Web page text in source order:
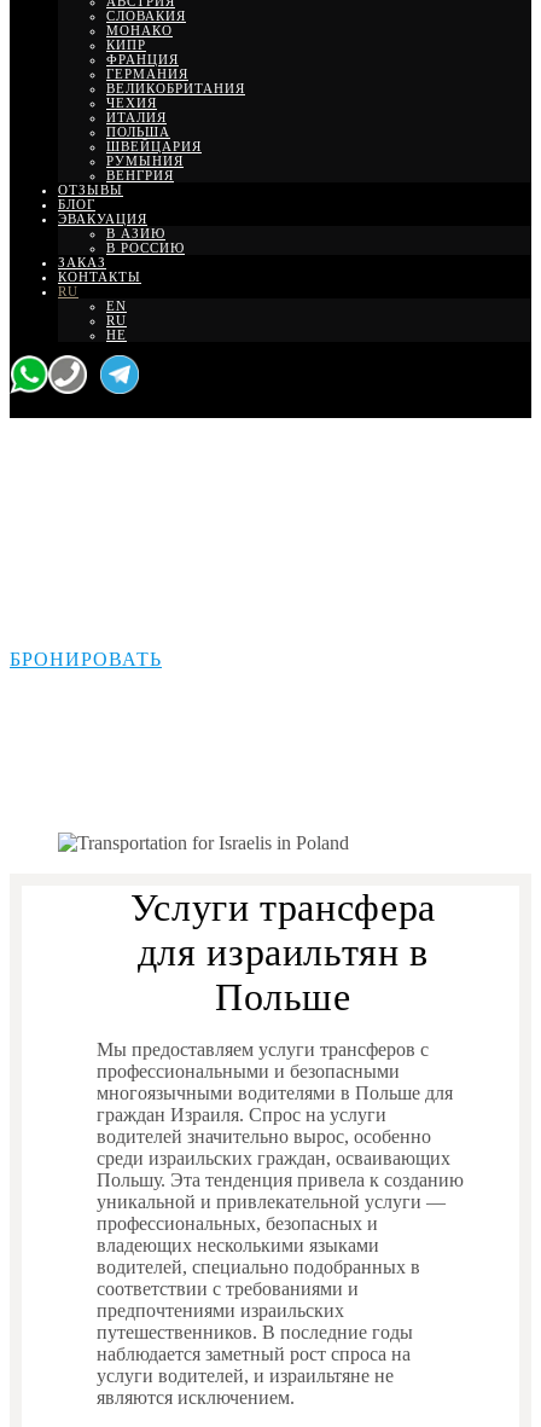
СЛОВАКИЯ
МОНАКО
КИПР
ФРАНЦИЯ
ГЕРМАНИЯ
ВЕЛИКОБРИТАНИЯ
ЧЕХИЯ
ИТАЛИЯ
ПОЛЬША
ШВЕЙЦАРИЯ
РУМЫНИЯ
ВЕНГРИЯ
ОТЗЫВЫ
БЛОГ
ЭВАКУАЦИЯ
В АЗИЮ
В РОССИЮ
ЗАКАЗ
КОНТАКТЫ
RU
EN
RU
HE
БРОНИРОВАТЬ
Услуги трансфера
для израильтян в
Польше
Мы предоставляем услуги трансферов с
профессиональными и безопасными
многоязычными водителями в Польше для
граждан Израиля. Спрос на услуги
водителей значительно вырос, особенно
среди израильских граждан, осваивающих
Польшу. Эта тенденция привела к созданию
уникальной и привлекательной услуги —
профессиональных, безопасных и
владеющих несколькими языками
водителей, специально подобранных в
соответствии с требованиями и
предпочтениями израильских
путешественников. В последние годы
наблюдается заметный рост спроса на
услуги водителей, и израильтяне не
являются исключением.